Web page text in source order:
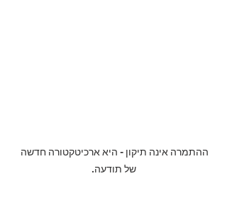
ההתמרה אינה תיקון - היא ארכיטקטורה חדשה
של תודעה.